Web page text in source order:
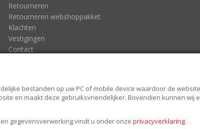
bestanden op uw PC of mobile device waardoor de
en maakt deze gebruiksvriendelijker. Bovendien kunnen wij
gegevensverwerking vindt u onder onze privacyverklaring.
Retourneren
Retourneren webshoppakket
Klachten
Vestigingen
Contact